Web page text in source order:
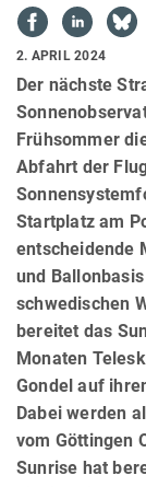
2. APRIL 2024
Der nächste
Frühsommer
Abfahrt der
Startplatz am
entscheidende
und
schwedischen
bereitet das
Monaten
Gondel auf
Dabei werden
vom Göttingen
Sunrise hat